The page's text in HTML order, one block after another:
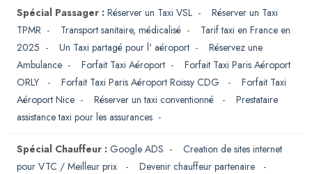
Spécial Passager : Réserver un Taxi VSL - Réserver un Taxi
TPMR - Transport sanitaire, médicalisé - Tarif taxi en France en
2025 - Un Taxi partagé pour l' aéroport - Réservez une
Ambulance - Forfait Taxi Aéroport - Forfait Taxi Paris Aéroport
ORLY
- Forfait Taxi Paris Aéroport Roissy CDG - Forfait Taxi
Aéroport Nice - Réserver un taxi conventionné - Prestataire
assistance taxi pour les assurances -
Spécial Chauffeur : Google ADS - Creation de sites internet
pour VTC / Meilleur prix
- Devenir chauffeur partenaire
-